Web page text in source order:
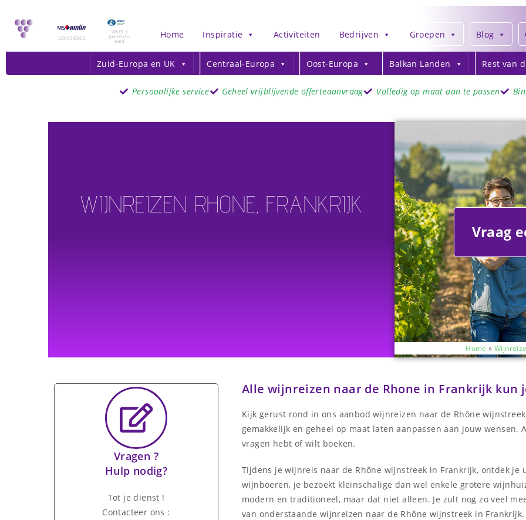
LXX050365
WSET 3
gecertific
eerd
Home Inspiratie Activiteiten Bedrijven Groepen Blog
Zuid-Europa en UK Centraal-Europa Oost-Europa Balkan Landen Rest van
Persoonlijke service Geheel vrijblijvende offerteaanvraag Volledig op maat aan te passen
WIJNREIZEN RHONE, FRANKRIJK
Vraag
Home »
Vragen ?
Hulp nodig?
Tot je dienst !
Contacteer ons :
Alle wijnreizen naar de Rhone in Frankrijk kun
Kijk gerust rond in ons aanbod wijnreizen naar de Rhône
gemakkelijk en geheel op maat laten aanpassen aan jouw wensen.
vragen hebt of wilt boeken.
Tijdens je wijnreis naar de Rhône wijnstreek in Frankrijk, ontdek je
wijnboeren, je bezoekt kleinschalige dan wel enkele grotere
modern en traditioneel, maar dat niet alleen. Je zult nog zo veel
van onderstaande wijnreizen naar de Rhône wijnstreek in Frankrijk.